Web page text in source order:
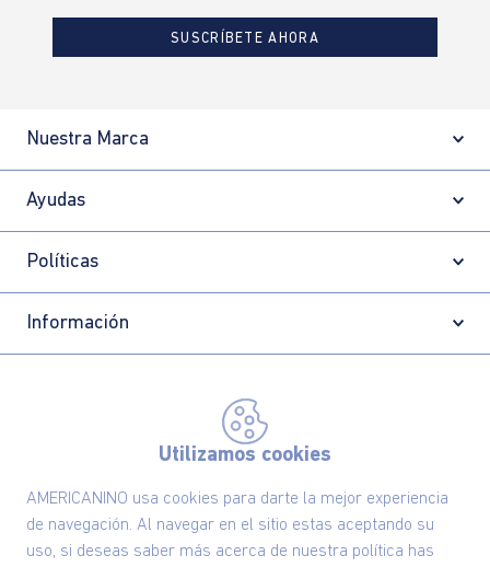
Utilizamos cookies
AMERICANINO usa cookies para darte la mejor experiencia
de navegación. Al navegar en el sitio estas aceptando su
uso, si deseas saber más acerca de nuestra política has
SUSCRÍBETE AHORA
Nuestra Marca
Ayudas
Políticas
Información